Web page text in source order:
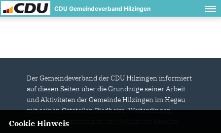
CDU Gemeindeverband Hilzingen
Der Gemeindeverband der CDU Hilzingen informiert
auf diesen Seiten über die Grundzüge seiner Arbeit
und Aktivitäten der Gemeinde Hilzingen im Hegau
mit seinen Ortsteilen Riedheim, Weiterdingen,
Binningen, Duchtlingen und Schlatt am Randen.
Cookie Hinweis